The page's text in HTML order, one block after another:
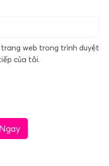
web trong trình duyệt
của tôi.